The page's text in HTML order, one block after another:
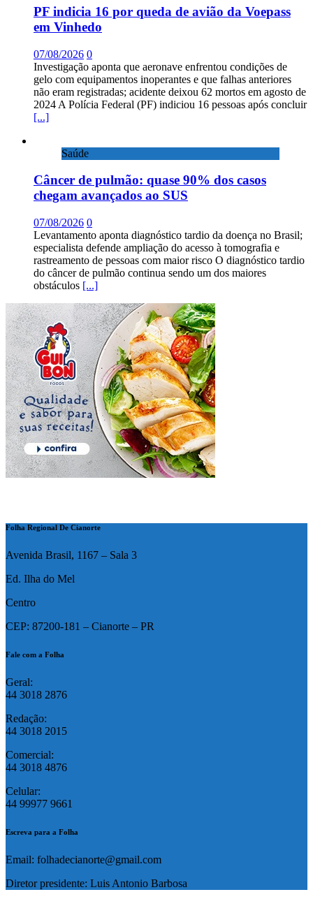
PF indicia 16 por queda de avião da Voepass
em Vinhedo
07/08/2026 0
Investigação aponta que aeronave enfrentou condições de
gelo com equipamentos inoperantes e que falhas anteriores
não eram registradas; acidente deixou 62 mortos em agosto de
2024 A Polícia Federal (PF) indiciou 16 pessoas após concluir
[...]
Saúde
Câncer de pulmão: quase 90% dos casos
chegam avançados ao SUS
07/08/2026 0
Levantamento aponta diagnóstico tardio da doença no Brasil;
especialista defende ampliação do acesso à tomografia e
rastreamento de pessoas com maior risco O diagnóstico tardio
do câncer de pulmão continua sendo um dos maiores
obstáculos [...]
Folha Regional De Cianorte
Avenida Brasil, 1167 – Sala 3
Ed. Ilha do Mel
Centro
CEP: 87200-181 – Cianorte – PR
Fale com a Folha
Geral:
44 3018 2876
Redação:
44 3018 2015
Comercial:
44 3018 4876
Celular:
44 99977 9661
Escreva para a Folha
Email: folhadecianorte@gmail.com
Diretor presidente: Luis Antonio Barbosa